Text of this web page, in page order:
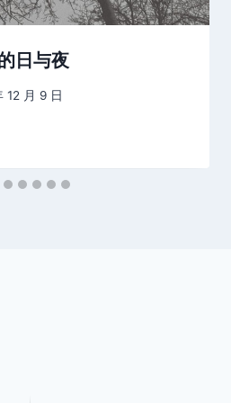
日与夜
12 月 9 日